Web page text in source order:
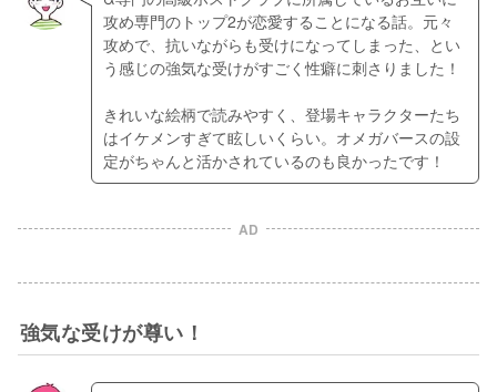
攻め専門のトップ2が恋愛することになる話。元々
攻めで、抗いながらも受けになってしまった、とい
う感じの強気な受けがすごく性癖に刺さりました！
きれいな絵柄で読みやすく、登場キャラクターたち
はイケメンすぎて眩しいくらい。オメガバースの設
定がちゃんと活かされているのも良かったです！
AD
強気な受けが尊い！